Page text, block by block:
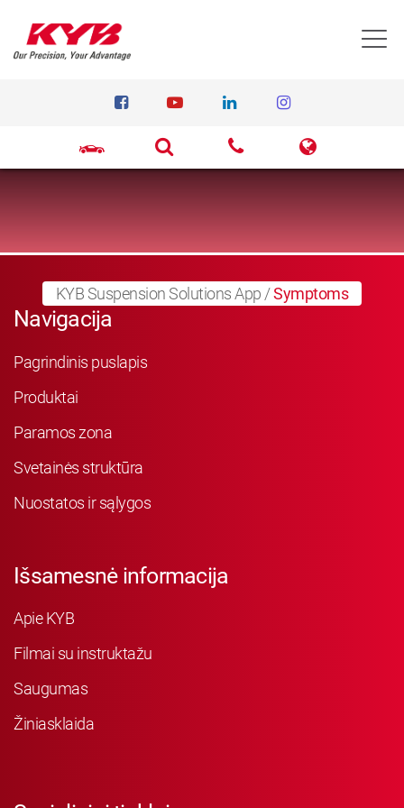
KYB Suspension Solutions App /Symptoms
Navigacija
Pagrindinis puslapis
Produktai
Paramos zona
Svetainės struktūra
Nuostatos ir sąlygos
Išsamesnė informacija
Apie KYB
Filmai su instruktažu
Saugumas
Žiniasklaida